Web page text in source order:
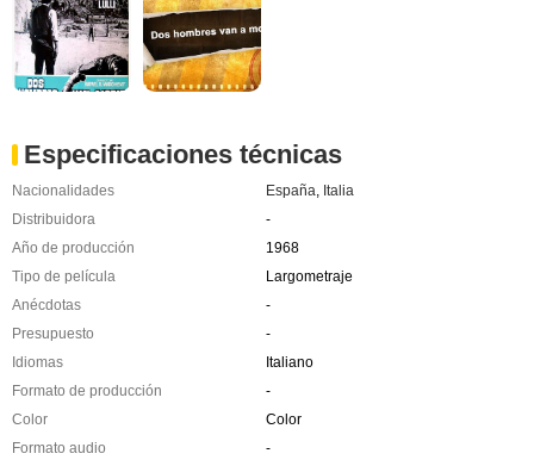
Especificaciones técnicas
Nacionalidades España, Italia
Distribuidora
-
Año de producción
1968
Tipo de película
Largometraje
Anécdotas
-
Presupuesto
-
Idiomas
Italiano
Formato de producción
-
Color
Color
Formato audio
-